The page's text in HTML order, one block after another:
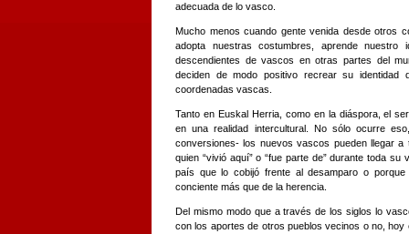
adecuada de lo vasco.
Mucho menos cuando gente venida desde otros
adopta nuestras costumbres, aprende
descendientes de vascos en otras partes del
deciden de modo positivo recrear su
coordenadas vascas.
Tanto en Euskal Herria, como en la diáspora, el
en una realidad intercultural. No sólo ocurre
conversiones- los nuevos vascos pueden llegar
quien “vivió aquí” o “fue parte de” durante toda
país que lo cobijó frente al desamparo o
conciente más que de la herencia.
Del mismo modo que a través de los siglos lo
con los aportes de otros pueblos vecinos o no,